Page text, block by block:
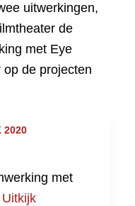
uitwerkingen,
de
met Eye
de projecten
2020
met